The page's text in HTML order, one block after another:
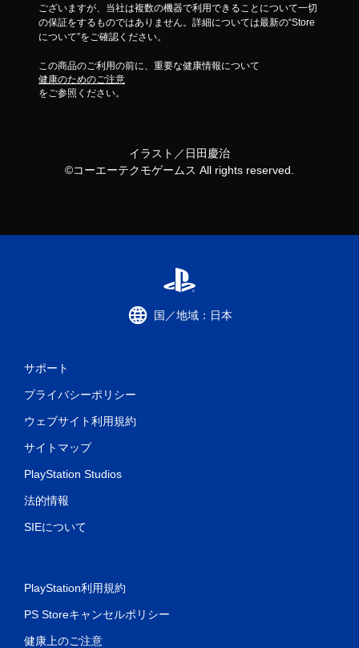
ございますが、当社は複数の機器で利用できることについて一切
の保証をするものではありません。詳細については最新の“Store
について”をご確認ください。
この商品のご利用の前に、重要な健康情報について
健康のためのご注意
をご参照ください。
イラスト／日田慶治
©コーエーテクモゲームス All rights reserved.
国／地域：日本
サポート
プライバシーポリシー
ウェブサイト利用規約
サイトマップ
PlayStation Studios
法的情報
SIEについて
PlayStation利用規約
PS Storeキャンセルポリシー
健康上のご注意